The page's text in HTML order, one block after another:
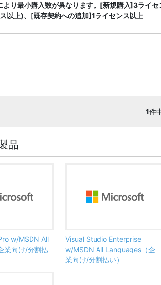
より最小購入数が異なります。[新規購入]3ライ
以上)、[既存契約への追加]1ライセンス以上
1件
品
w/MSDN All
業向け/分割払
Visual Studio Enterprise
w/MSDN All Languages（企
業向け/分割払い）